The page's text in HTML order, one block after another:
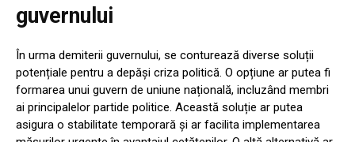
guvernului
În urma demiterii guvernului, se conturează diverse soluții
potențiale pentru a depăși criza politică. O opțiune ar putea fi
formarea unui guvern de uniune națională, incluzând membri
ai principalelor partide politice. Această soluție ar putea
asigura o stabilitate temporară și ar facilita implementarea